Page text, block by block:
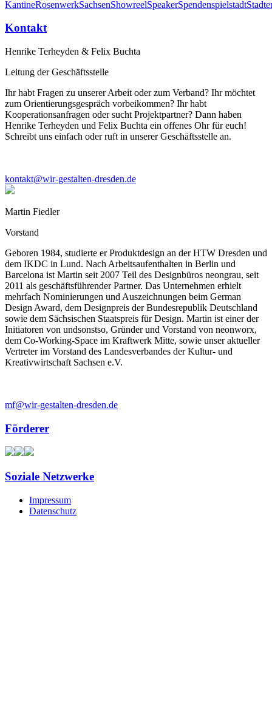
KantineRosenwerkSachsenShowreelSpeakerSpendenspielstadt
Kontakt
Henrike Terheyden & Felix Buchta
Leitung der Geschäftsstelle
Ihr habt Fragen zu unserer Arbeit oder zum Verband? Ihr möchtet
zum Orientierungsgespräch vorbeikommen? Ihr habt
Kooperationsanfragen oder sucht Projektpartner? Dann haben
Henrike Terheyden und Felix Buchta ein offenes Ohr für euch!
Schreibt uns einfach oder ruft in unserer Geschäftsstelle an.
kontakt@wir-gestalten-dresden.de
Martin Fiedler
Vorstand
Geboren 1984, studierte er Produktdesign an der HTW Dresden und
dem IKDC in Lund. Nach Arbeitsaufenthalten in Berlin und
Barcelona ist Martin seit 2007 Teil des Designbüros neongrau, seit
2011 als geschäftsführender Partner. Das Unternehmen erhielt
mehrfach Nominierungen und Auszeichnungen beim German
Design Award, dem Designpreis der Bundesrepublik Deutschland
sowie dem Sächsischen Staatspreis für Design. Martin ist einer der
Initiatoren von undsonstso, Gründer und Vorstand von neonworx,
dem Co-Working-Space im Kraftwerk Mitte, sowie unser aktueller
Vertreter im Vorstand des Landesverbandes der Kultur- und
Kreativwirtschaft Sachsen e.V.
mf@wir-gestalten-dresden.de
Förderer
Soziale Netzwerke
Impressum
Datenschutz